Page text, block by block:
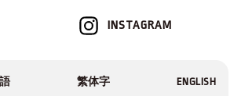
INSTAGRAM